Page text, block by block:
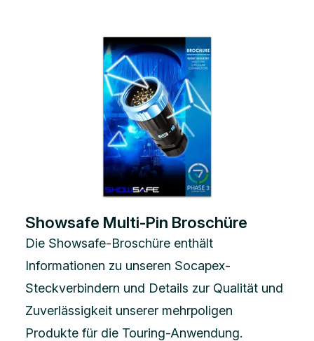
Showsafe Multi-Pin Broschüre
Die Showsafe-Broschüre enthält
Informationen zu unseren Socapex-
Steckverbindern und Details zur Qualität und
Zuverlässigkeit unserer mehrpoligen
Produkte für die Touring-Anwendung.